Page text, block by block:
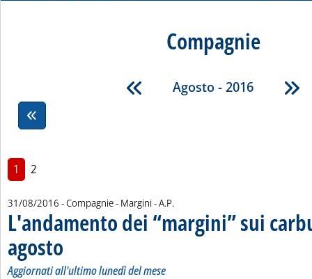
Compagnie
Agosto - 2016
1 2
31/08/2016 - Compagnie - Margini -di:
A.P.
L'andamento dei “margini” sui
agosto . Sottotitolo: Aggiornati all'ultimo lunedì del mese
. Pubblicata mercoledì 31 agosto 2016 alle 14.47.
Aggiornati all'ultimo lunedì del mese